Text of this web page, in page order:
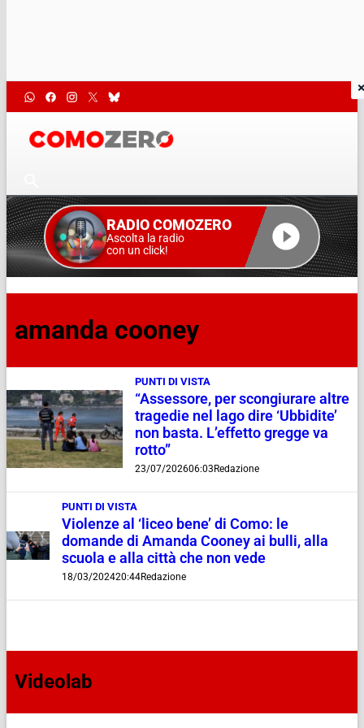
RADIO COMOZERO
Ascolta la radio
con un click!
amanda cooney
PUNTI DI VISTA
“Assessore, per scongiurare altre
tragedie nel lago dire ‘Ubbidite’
non basta. L’effetto gregge va
rotto”
23/07/202606:03Redazione
PUNTI DI VISTA
Violenze al ‘liceo bene’ di Como: le
domande di Amanda Cooney ai bulli, alla
scuola e alla città che non vede
18/03/202420:44Redazione
Videolab